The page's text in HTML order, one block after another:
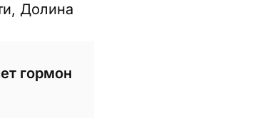
Долина
гормон